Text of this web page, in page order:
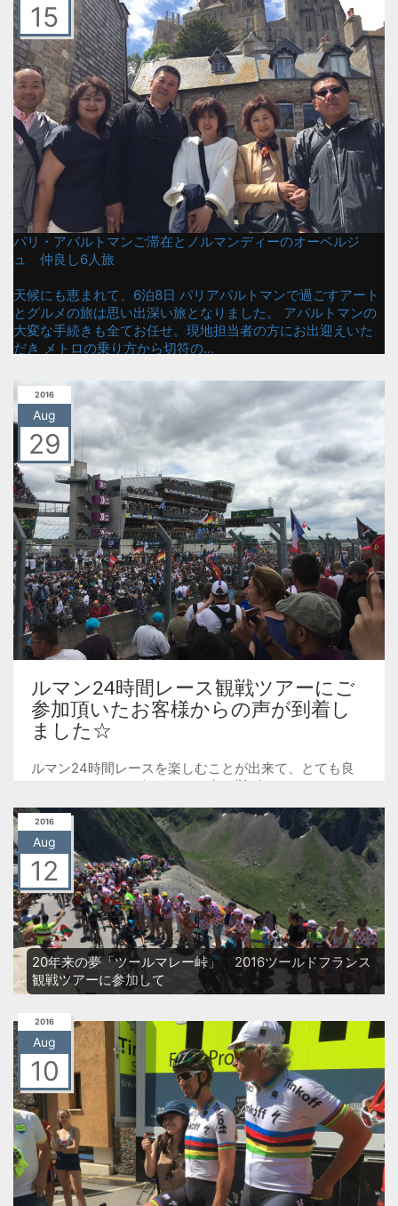
15
パリ・アパルトマンご滞在とノルマンディーのオーベルジ
ュ 仲良し6人旅
天候にも恵まれて、6泊8日 パリアパルトマンで過ごすアート
とグルメの旅は思い出深い旅となりました。 アパルトマンの
大変な手続きも全てお任せ。現地担当者の方にお出迎えいた
だき メトロの乗り方から切符の...
2016
Aug
29
ルマン24時間レース観戦ツアーにご
参加頂いたお客様からの声が到着し
ました☆
ルマン24時間レースを楽しむことが出来て、とても良
いツアーでした。 気がついた点を挙げるとしたら、 ・
駐車場のトイレのトイレットペーパーが紙切れしていた
ので、ツアーバスにトイレットペーパーを用意してお...
2016
Aug
12
20年来の夢「ツールマレー峠」 2016ツールドフランス
観戦ツアーに参加して
2016
Aug
10